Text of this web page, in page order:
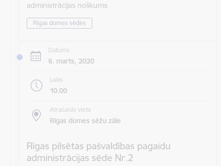
administrācijas nolikums
Rīgas domes sēdes
Datums
6. marts, 2020
Laiks
10.00
Atrašanās vieta
Rīgas domes sēžu zāle
Rīgas pilsētas pašvaldības pagaidu
administrācijas sēde Nr.2